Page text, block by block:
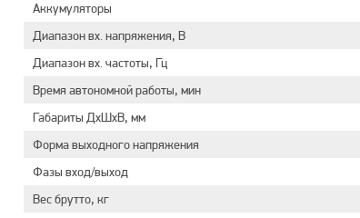
Аккумуляторы
Диапазон вх. напряжения, В
Диапазон вх. частоты, Гц
Время автономной работы, мин
Габариты ДхШхВ, мм
Форма выходного напряжения
Фазы вход/выход
Вес брутто, кг